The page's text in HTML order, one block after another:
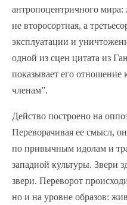
антропоцентричного
не второсортная, а
эксплуатации и
одной из сцен цитата из
показывает его
членам”.
Действо построено на
Переворачивая ее смысл,
по привычным идолам и
западной культуры. Звери
звери. Переворот
но и на уровне образов: